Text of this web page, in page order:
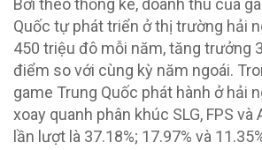
Bởi theo thống kê, doanh thu của
Quốc tự phát triển ở thị trường hải
450 triệu đô mỗi năm, tăng trưởng
điểm so với cùng kỳ năm ngoái.
game Trung Quốc phát hành ở hải
xoay quanh phân khúc SLG, FPS và
lần lượt là 37.18%; 17.97% và